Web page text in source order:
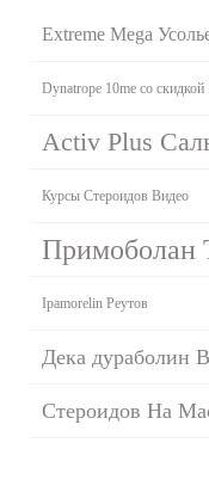
Extreme Mega
Dynatrope 10me со
Activ Plus
Курсы Стероидов Видео
Примоболан
Ipamorelin Реутов
Дека дураболин
Стероидов На